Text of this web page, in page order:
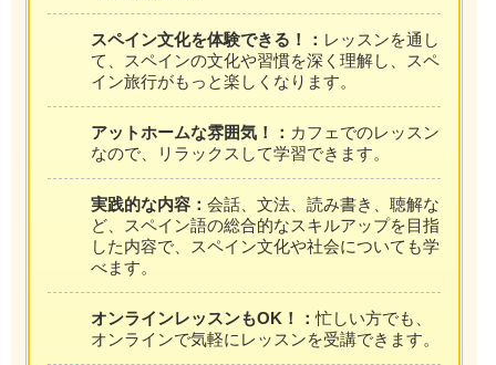
スペイン文化を体験できる！： レッスンを通し
て、スペインの文化や習慣を深く理解し、スペ
イン旅行がもっと楽しくなります。
アットホームな雰囲気！： カフェでのレッスン
なので、リラックスして学習できます。
実践的な内容： 会話、文法、読み書き、聴解な
ど、スペイン語の総合的なスキルアップを目指
した内容で、スペイン文化や社会についても学
べます。
オンラインレッスンもOK！：忙しい方でも、
オンラインで気軽にレッスンを受講できます。